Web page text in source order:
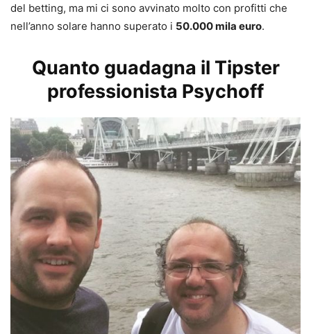
del betting, ma mi ci sono avvinato molto con profitti che
nell’anno solare hanno superato i 50.000 mila euro.
Quanto guadagna il Tipster
professionista Psychoff